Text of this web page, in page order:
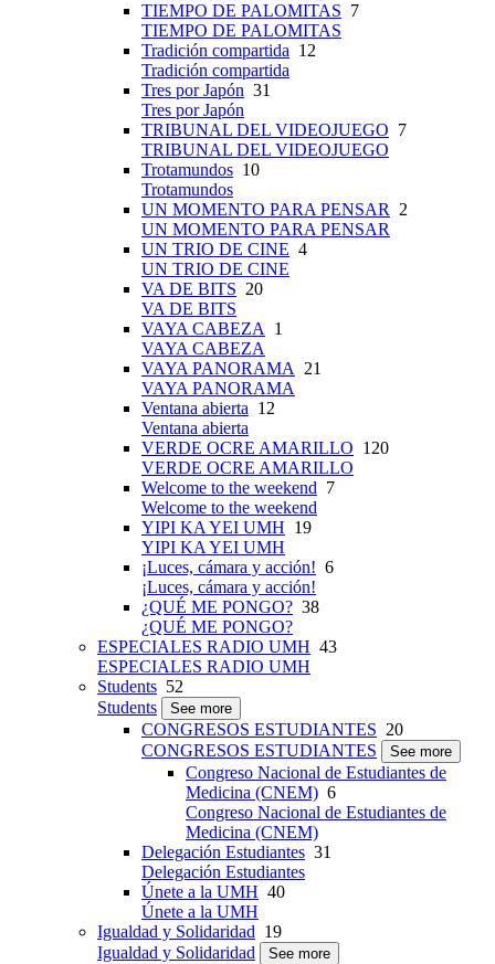
TIEMPO DE PALOMITAS 7
TIEMPO DE PALOMITAS
Tradición compartida 12
Tradición compartida
Tres por Japón 31
Tres por Japón
TRIBUNAL DEL VIDEOJUEGO 7
TRIBUNAL DEL VIDEOJUEGO
Trotamundos 10
Trotamundos
UN MOMENTO PARA PENSAR
2
UN MOMENTO PARA PENSAR
UN TRIO DE CINE 4
UN TRIO DE CINE
VA DE BITS 20
VA DE BITS
VAYA CABEZA
1
VAYA CABEZA
VAYA PANORAMA
21
VAYA PANORAMA
Ventana abierta 12
Ventana abierta
VERDE OCRE AMARILLO 120
VERDE OCRE AMARILLO
Welcome to the weekend 7
Welcome to the weekend
YIPI KA YEI UMH 19
YIPI KA YEI UMH
¡Luces, cámara y acción! 6
¡Luces, cámara y acción!
¿QUÉ ME PONGO? 38
¿QUÉ ME PONGO?
ESPECIALES RADIO UMH 43
ESPECIALES RADIO UMH
Students 52
Students
See more
CONGRESOS ESTUDIANTES 20
CONGRESOS ESTUDIANTES
See more
Congreso Nacional de Estudiantes de
Medicina (CNEM) 6
Congreso Nacional de Estudiantes de
Medicina (CNEM)
Delegación Estudiantes 31
Delegación Estudiantes
Únete a la UMH 40
Únete a la UMH
Igualdad y Solidaridad 19
Igualdad y Solidaridad
See more